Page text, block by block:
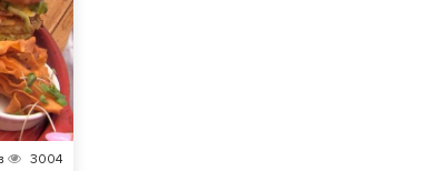
3004